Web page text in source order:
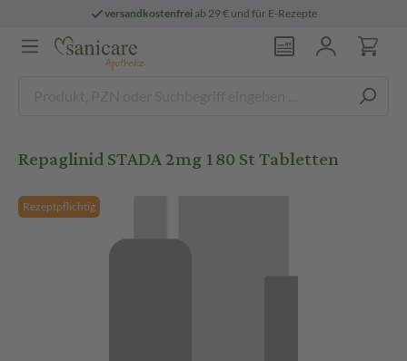
versandkostenfreiab 29 € und für E-Rezepte
Repaglinid STADA 2mg 180 St Tabletten
Rezeptpflichtig